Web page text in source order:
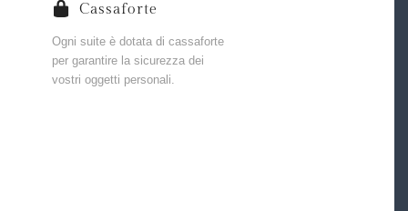
Cassaforte
Ogni suite è dotata di cassaforte
per garantire la sicurezza dei
vostri oggetti personali.